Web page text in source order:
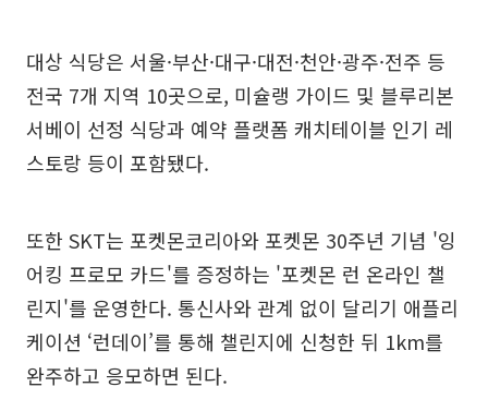
대상 식당은 서울·부산·대구·대전·천안·광주·전주 등
전국 7개 지역 10곳으로, 미슐랭 가이드 및 블루리본
서베이 선정 식당과 예약 플랫폼 캐치테이블 인기 레
스토랑 등이 포함됐다.
또한 SKT는 포켓몬코리아와 포켓몬 30주년 기념 '잉
어킹 프로모 카드'를 증정하는 '포켓몬 런 온라인 챌
린지'를 운영한다. 통신사와 관계 없이 달리기 애플리
케이션 ‘런데이’를 통해 챌린지에 신청한 뒤 1km를
완주하고 응모하면 된다.